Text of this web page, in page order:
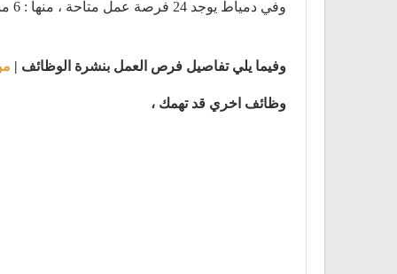
وفي دمياط يوجد 24 فرصة عمل متاحة ، منها : 6 مساعد فني ، و 15 عامل إنتاج ، و 3 فرد أمن .
وفيما يلي تفاصيل فرص العمل بنشرة الوظائف |
وظائف اخري قد تهمك ،